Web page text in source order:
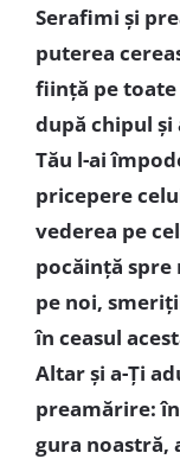
Serafimi şi
puterea
fiinţă pe toate
după chipul şi
Tău l-ai
pricepere
vederea pe
pocăinţă
pe noi,
în ceasul
Altar şi a-Ţi
preamărire:
gura noastră,